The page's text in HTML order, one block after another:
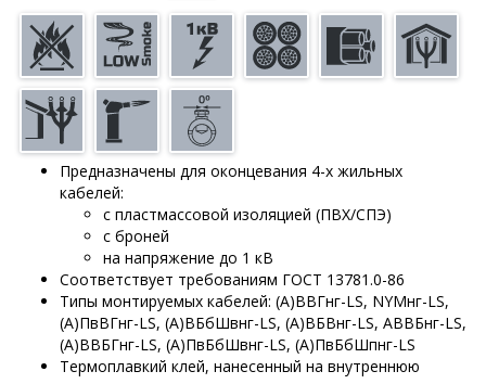
Предназначены для оконцевания 4-х жильных
кабелей:
с пластмассовой изоляцией (ПВХ/СПЭ)
с броней
на напряжение до 1 кВ
Соответствует требованиям ГОСТ 13781.0-86
Типы монтируемых кабелей: (А)ВВГнг-LS, NYMнг-LS,
(А)ПвВГнг-LS, (А)ВБбШвнг-LS, (А)ВБВнг-LS, АВВБнг-LS,
(А)ВВБГнг-LS, (А)ПвБбШвнг-LS, (А)ПвБбШпнг-LS
Термоплавкий клей, нанесенный на внутреннюю